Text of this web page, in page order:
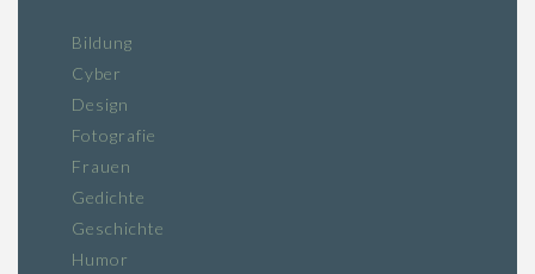
Bildung
Cyber
Design
Fotografie
Frauen
Gedichte
Geschichte
Humor